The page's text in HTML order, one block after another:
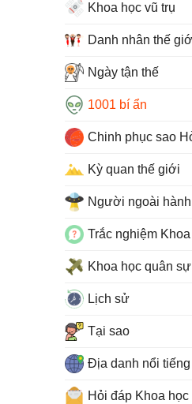
Khoa học vũ trụ
Danh nhân thế
Ngày tận thế
1001 bí ẩn
Chinh phục sao
Kỳ quan thế giới
Người ngoài
Trắc nghiệm
Khoa học quân sự
Lịch sử
Tại sao
Địa danh nổi tiếng
Hỏi đáp Khoa học